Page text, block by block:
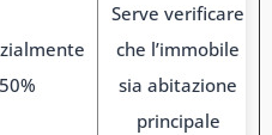
50%
Serve verificare
che l’immobile
sia abitazione
principale